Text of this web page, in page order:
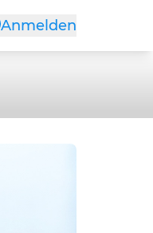
Anmelden